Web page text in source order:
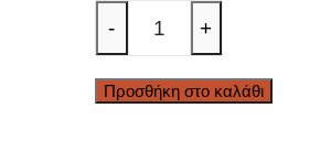
Εκκλησία
σε
ελληνικό
- +
Προσθήκη στο καλάθι